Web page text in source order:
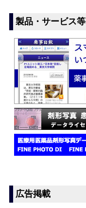
製品・サービス等
広告掲載